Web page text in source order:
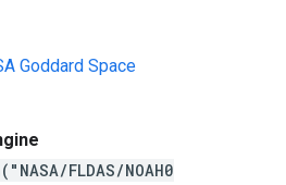
Goddard Space
FLDAS/NOAH0